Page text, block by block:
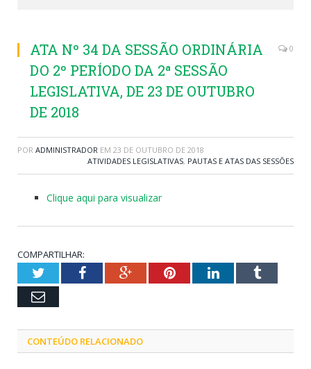
ATA Nº 34 DA SESSÃO ORDINÁRIA
DO 2º PERÍODO DA 2ª SESSÃO
LEGISLATIVA, DE 23 DE OUTUBRO
DE 2018
0
POR ADMINISTRADOR EM 23 DE OUTUBRO DE 2018
ATIVIDADES LEGISLATIVAS, PAUTAS E ATAS DAS SESSÕES
Clique aqui para visualizar
COMPARTILHAR:
TwitterFacebookGoogle+PinterestLinkedInTumblr
Email
CONTEÚDO RELACIONADO